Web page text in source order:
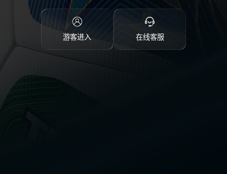
游客进入 在线客服